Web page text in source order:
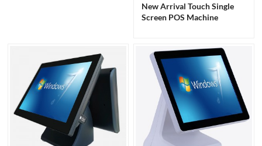
New Arrival Touch Single
Screen POS Machine